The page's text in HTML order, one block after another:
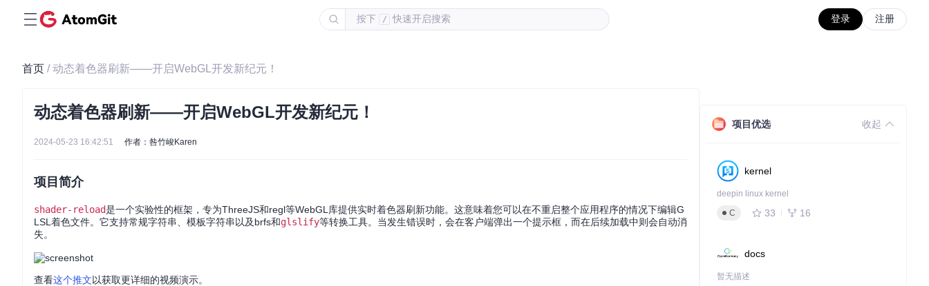
按下 / 快速开启搜索 登录 注册
首页 / 动态着色器刷新——开启WebGL开发新纪元！
动态着色器刷新——开启WebGL开发新纪元！
2024-05-23 16:42:51 作者：咎竹峻Karen
项目简介
shader-reload是一个实验性的框架，专为ThreeJS和regl等WebGL库提供实时着色器刷新功能。这意味着您可以在不重启整个应用程序的情况下编辑G
LSL着色文件。它支持常规字符串、模板字符串以及brfs和glslify等转换工具。当发生错误时，会在客户端弹出一个提示框，而在后续加载中则会自动消
失。
查看这个推文以获取更详细的视频演示。
项目优选 收起
kernel
deepin linux kernel
C
33 16
docs
暂无描述